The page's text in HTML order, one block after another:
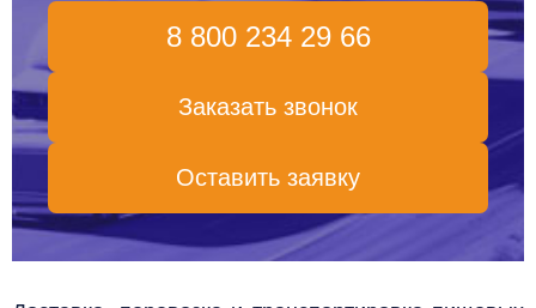
8 800 234 29 66
Заказать звонок
Оставить заявку